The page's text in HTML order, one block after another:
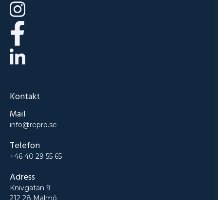
Kontakt
Mail
info@repro.se
Telefon
+46 40 29 55 65
Adress
Knivgatan 9
212 28 Malmö